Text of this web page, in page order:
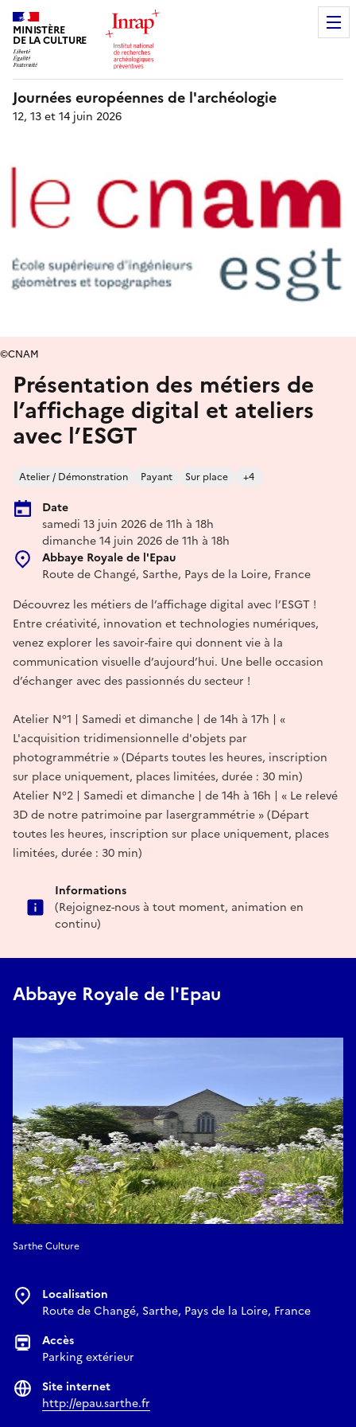
MINISTÈRE
DE LA CULTURE
Journées européennes de l'archéologie
12, 13 et 14 juin 2026
Présentation des métiers de
l’affichage digital et ateliers
avec l’ESGT
Atelier / Démonstration Payant Sur place +4
Date
samedi 13 juin 2026 de 11h à 18h
dimanche 14 juin 2026 de 11h à 18h
Abbaye Royale de l'Epau
Route de Changé, Sarthe, Pays de la Loire, France
©CNAM
Découvrez les métiers de l’affichage digital avec l’ESGT !
Entre créativité, innovation et technologies numériques,
venez explorer les savoir-faire qui donnent vie à la
communication visuelle d’aujourd’hui. Une belle occasion
d’échanger avec des passionnés du secteur !
Atelier N°1 | Samedi et dimanche | de 14h à 17h | «
L'acquisition tridimensionnelle d'objets par
photogrammétrie » (Départs toutes les heures, inscription
sur place uniquement, places limitées, durée : 30 min)
Atelier N°2 | Samedi et dimanche | de 14h à 16h | « Le relevé
3D de notre patrimoine par lasergrammétrie » (Départ
toutes les heures, inscription sur place uniquement, places
limitées, durée : 30 min)
Informations
(Rejoignez-nous à tout moment, animation en
continu)
Abbaye Royale de l'Epau
Sarthe Culture
Localisation
Route de Changé, Sarthe, Pays de la Loire, France
Accès
Parking extérieur
Site internet
http://epau.sarthe.fr